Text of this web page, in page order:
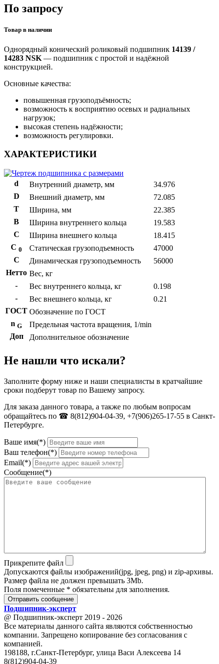
По запросу
Товар в наличии
Однорядный конический роликовый подшипник 14139 /
14283 NSK — подшипник с простой и надёжной
конструкцией.
Основные качества:
повышенная грузоподъёмность;
возможность к восприятию осевых и радиальных
нагрузок;
высокая степень надёжности;
возможность регулировки.
ХАРАКТЕРИСТИКИ
d Внутренний диаметр, мм
34.976
D
Внешний диаметр, мм
72.085
T
Ширина, мм
22.385
B
Ширина внутреннего кольца
19.583
С
Ширина внешнего кольца
18.415
С 0 Статическая грузоподъемность
47000
C
Динамическая грузоподъемность
56000
Нетто Вес, кг
-
Вес внутреннего кольца, кг
0.198
-
Вес внешнего кольца, кг
0.21
ГОСТ Обозначение по ГОСТ
n G
Предельная частота вращения, 1/min
Доп
Дополнительное обозначение
Не нашли что искали?
Заполните форму ниже и наши специалисты в кратчайшие
сроки подберут товар по Вашему запросу.
Для заказа данного товара, а также по любым вопросам
обращайтесь по ☎ 8(812)904-04-39, +7(906)265-17-55 в Санкт-
Петербурге.
Ваше имя(*)
Ваш телефон(*)
Email(*)
Сообщение(*)
Прикрепите файл
Допускаются файлы изображений(jpg, jpeg, png) и zip-архивы.
Размер файла не должен превышать 3Mb.
Поля помеченные * обязательны для заполнения.
Отправить сообщение
Подшипник-эксперт
@ Подшипник-эксперт 2019 - 2026
Все материалы данного сайта являются собственностью
компании. Запрещено копирование без согласования с
компанией.
198188, г.Санкт-Петербург, улица Васи Алексеева 14
8(812)904-04-39